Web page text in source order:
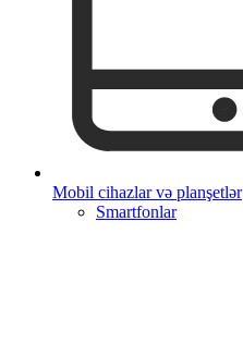
Mobil cihazlar və planşetlər
Smartfonlar